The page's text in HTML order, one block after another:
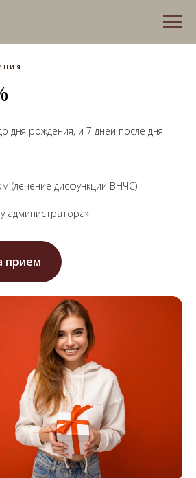
дня рождения, и 7 дней после дня
(лечение дисфункции ВНЧС)
администратора»
прием